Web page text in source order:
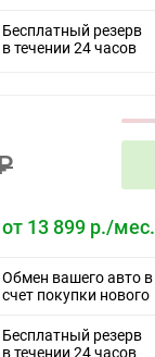
Бесплатный резерв
в течении 24 часов
от 13 899 р./мес.
Обмен вашего авто в
счет покупки нового
Бесплатный резерв
в течении 24 часов